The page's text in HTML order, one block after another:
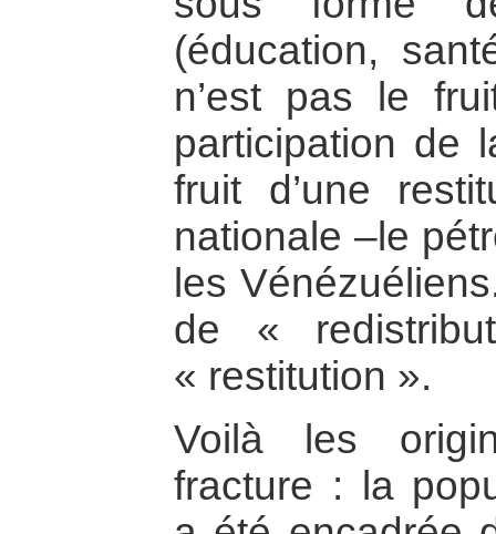
(éducation,
n’est pas le
participation de
fruit d’une
nationale –le
les
de «
« restitution ».
Voilà les
fracture : la